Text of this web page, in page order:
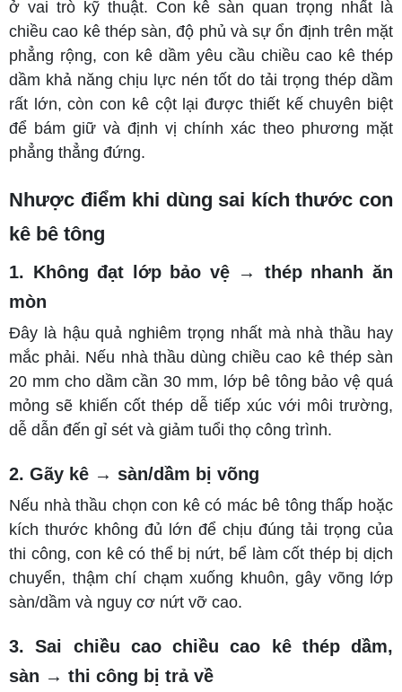
ở vai trò kỹ thuật. Con kê sàn quan trọng nhất là
chiều cao kê thép sàn, độ phủ và sự ổn định trên mặt
phẳng rộng, con kê dầm yêu cầu chiều cao kê thép
dầm khả năng chịu lực nén tốt do tải trọng thép dầm
rất lớn, còn con kê cột lại được thiết kế chuyên biệt
để bám giữ và định vị chính xác theo phương mặt
phẳng thẳng đứng.
Nhược điểm khi dùng sai kích thước con
kê bê tông
1. Không đạt lớp bảo vệ → thép nhanh ăn
mòn
Đây là hậu quả nghiêm trọng nhất mà nhà thầu hay
mắc phải. Nếu nhà thầu dùng chiều cao kê thép sàn
20 mm cho dầm cần 30 mm, lớp bê tông bảo vệ quá
mỏng sẽ khiến cốt thép dễ tiếp xúc với môi trường,
dễ dẫn đến gỉ sét và giảm tuổi thọ công trình.
2. Gãy kê → sàn/dầm bị võng
Nếu nhà thầu chọn con kê có mác bê tông thấp hoặc
kích thước không đủ lớn để chịu đúng tải trọng của
thi công, con kê có thể bị nứt, bể làm cốt thép bị dịch
chuyển, thậm chí chạm xuống khuôn, gây võng lớp
sàn/dầm và nguy cơ nứt vỡ cao.
3. Sai chiều cao chiều cao kê thép dầm,
sàn → thi công bị trả về